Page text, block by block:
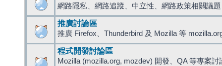
網路隱私、網路追蹤、中立性、網路政策相關議題
推廣討論區
推廣 Firefox、Thunderbird 及 Mozilla 等
程式開發討論區
Mozilla (mozilla.org, mozdev) 開發、QA 等專案討